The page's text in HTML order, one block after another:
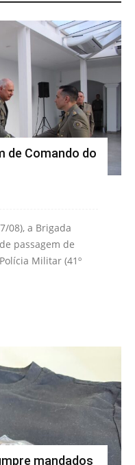
de Comando do
08), a Brigada
passagem de
Militar (41º
mandados